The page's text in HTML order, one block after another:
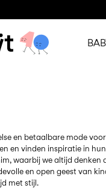
en betaalbare mode
en vinden inspiratie in
waarbij we altijd
en open geest van
met stijl.